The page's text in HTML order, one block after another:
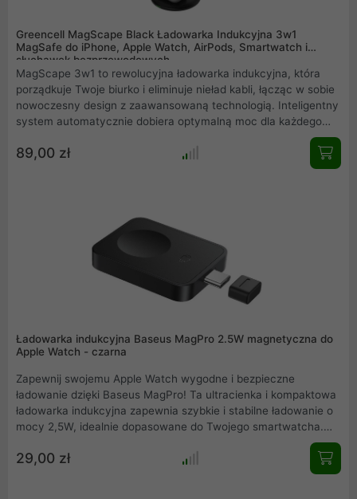
Greencell MagScape Black Ładowarka Indukcyjna 3w1
MagSafe do iPhone, Apple Watch, AirPods, Smartwatch i
słuchawek bezprzewodowych
MagScape 3w1 to rewolucyjna ładowarka indukcyjna, która
porządkuje Twoje biurko i eliminuje nieład kabli, łącząc w sobie
nowoczesny design z zaawansowaną technologią. Inteligentny
system automatycznie dobiera optymalną moc dla każdego
gwarantując szybkie i bezpieczne ładowanie, a funkcja
StandBy Mode umożliwia wygodne korzystanie z multimediów
niezawodności na co dzień.
89,00 zł
Ładowarka indukcyjna Baseus MagPro 2.5W magnetyczna do
Apple Watch - czarna
Zapewnij swojemu Apple Watch wygodne i bezpieczne
ładowanie dzięki Baseus MagPro! Ta ultracienka i kompaktowa
ładowarka indukcyjna zapewnia szybkie i stabilne ładowanie o
mocy 2,5W, idealnie dopasowane do Twojego smartwatcha.
Dzięki mocnemu magnetycznemu uchwytowi Twój zegarek
pozostaje stabilnie na miejscu, a technologia MagSafe
29,00 zł